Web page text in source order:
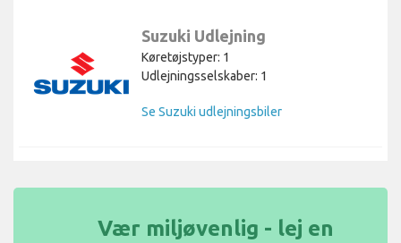
Suzuki Udlejning
Køretøjstyper: 1
Udlejningsselskaber: 1
Se Suzuki udlejningsbiler
Vær miljøvenlig - lej en